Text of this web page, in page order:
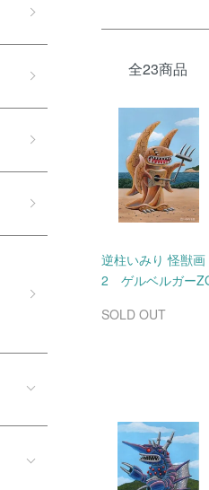
全23商品
逆柱いみり 怪獣画
2 ゲルベルガー
SOLD OUT